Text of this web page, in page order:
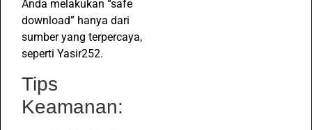
Anda melakukan “safe
download” hanya dari
sumber yang terpercaya,
seperti Yasir252.
Tips
Keamanan: